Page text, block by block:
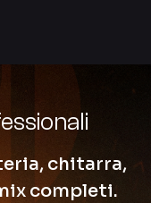
chitarra,
completi.